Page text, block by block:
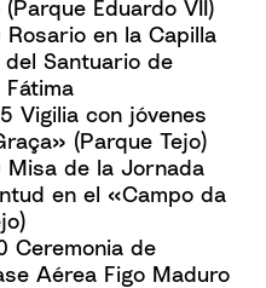
Eduardo VII)
en la Capilla
Santuario de
Vigilia con jóvenes
(Parque Tejo)
de la Jornada
en el «Campo da
Ceremonia de
Aérea Figo Maduro